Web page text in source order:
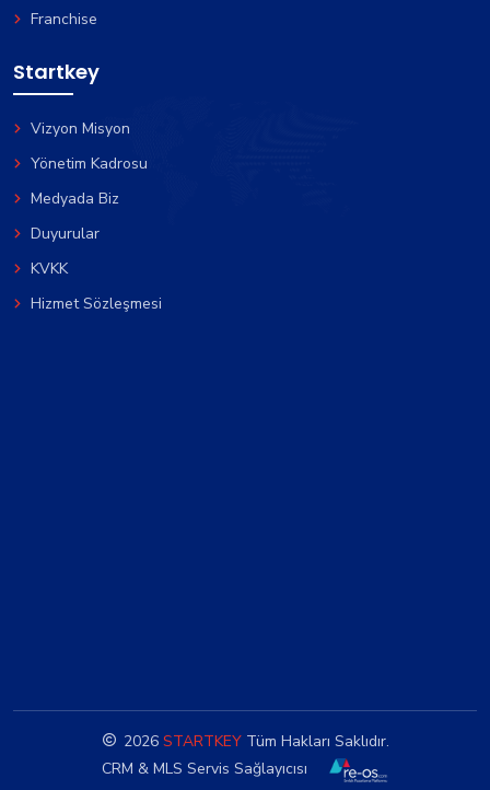
Franchise
Startkey
Vizyon Misyon
Yönetim Kadrosu
Medyada Biz
Duyurular
KVKK
Hizmet Sözleşmesi
2026STARTKEYTüm Hakları Saklıdır.
CRM & MLS Servis Sağlayıcısı